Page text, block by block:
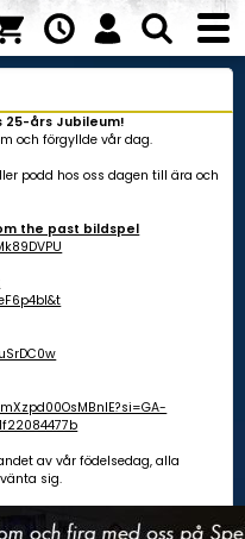
25-års Jubileum!
och förgyllde vår dag.
podd hos oss dagen till ära och
the past bildspel
av vår födelsedag, alla
sig.